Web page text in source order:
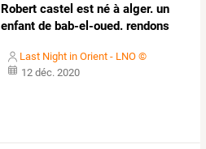
Robert castel est né à alger. un
enfant de bab-el-oued. rendons
Last Night in Orient - LNO ©
12 déc. 2020